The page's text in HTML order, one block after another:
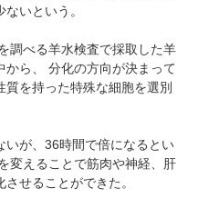
いという。
調べる羊水検査で採取した羊
ら、 分化の方向が決まって
を持った特殊な細胞を選別
が、36時間で倍になるとい
変えることで筋肉や神経、肝
せることができた。